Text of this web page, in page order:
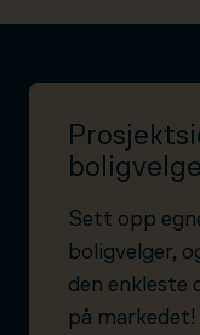
Sett opp
boligvelger,
den enkleste
på markedet!